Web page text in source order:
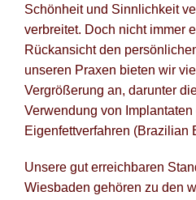
Schönheit und Sinnlichkeit
verbreitet. Doch nicht immer
Rückansicht den
unseren Praxen bieten wir
Vergrößerung an, darunter
Verwendung von Implantaten
Eigenfettverfahren (Brazilian
Unsere gut erreichbaren
Wiesbaden gehören zu den